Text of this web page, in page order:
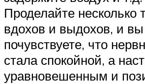
Проделайте несколько
вдохов и выдохов, и вы
почувствуете, что
стала спокойной, а
уравновешенным и